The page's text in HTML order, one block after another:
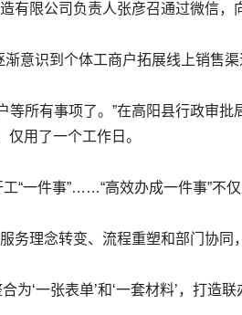
有限公司负责人张彦召通过微信，
意识到个体工商户拓展线上销售
所有事项了。”在高阳县行政审批
用了一个工作日。
“一件事”……“高效办成一件事”不
理念转变、流程重塑和部门协同
‘一张表单’和‘一套材料’，打造